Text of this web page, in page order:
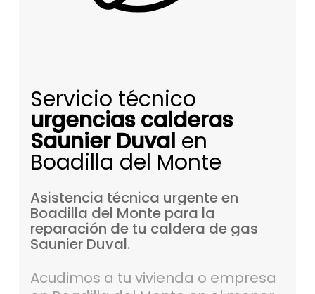
Servicio técnico
urgencias calderas
Saunier Duval en
Boadilla del Monte
Asistencia técnica urgenteen
Boadilla del Monte para la
reparación de tu caldera de gas
Saunier Duval.
Acudimos a tu vivienda o empresa